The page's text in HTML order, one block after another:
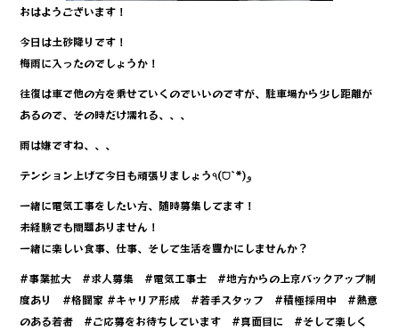
おはようございます！
今日は土砂降りです！
梅雨に入ったのでしょうか！
往復は車で他の方を乗せていくのでいいのですが、駐車場から少し距離が
あるので、その時だけ濡れる、、、
雨は嫌ですね、、、
テンション上げて今日も頑張りましょう٩(ˊᗜˋ*)و
一緒に電気工事をしたい方、随時募集してます！
未経験でも問題ありません！
一緒に楽しい食事、仕事、そして生活を豊かにしませんか？
#事業拡大 #求人募集 #電気工事士 #地方からの上京バックアップ制
度あり #格闘家 #キャリア形成 #若手スタッフ #積極採用中 #熱意
のある若者 #ご応募をお待ちしています #真面目に #そして楽しく